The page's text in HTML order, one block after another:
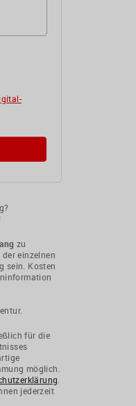
zu
der einzelnen
sein. Kosten
für die
möglich.
jederzeit